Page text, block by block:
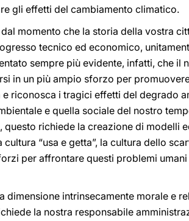
gli effetti del cambiamento climatico.
momento che la storia della vostra
tecnico ed economico,
sempre più evidente, infatti, che il
in un più ampio sforzo per
riconosca i tragici effetti del degrado
e quella sociale del nostro
questo richiede la creazione di modelli
“usa e getta”, la cultura dello
per affrontare questi problemi
intrinsecamente morale e
la nostra responsabile